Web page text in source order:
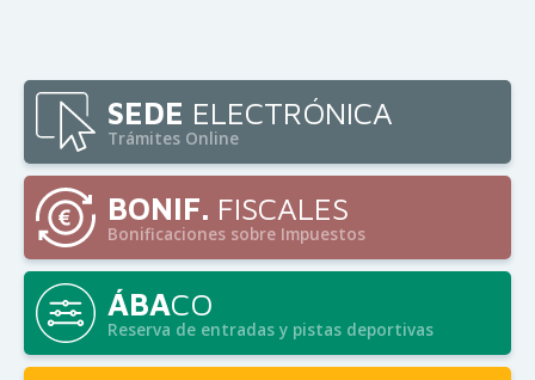
SEDE ELECTRÓNICA
Trámites Online
BONIF. FISCALES
Bonificaciones sobre Impuestos
ÁBACO
Reserva de entradas y pistas deportivas